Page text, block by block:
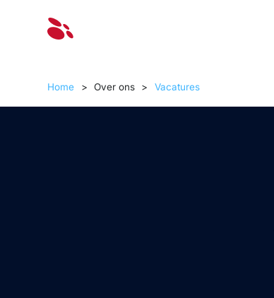
Home > Over ons > Vacatures